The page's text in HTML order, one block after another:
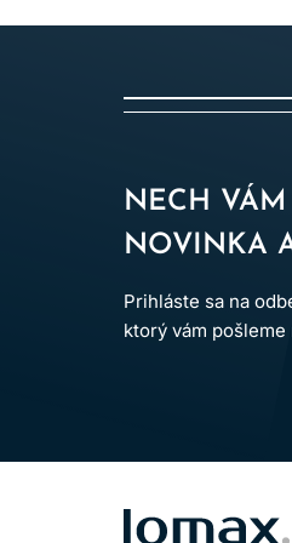
Po aplikácii
Dodržiavanie
NECH
NOVINKA
Prihláste sa na
ktorý vám pošleme
LOMAX